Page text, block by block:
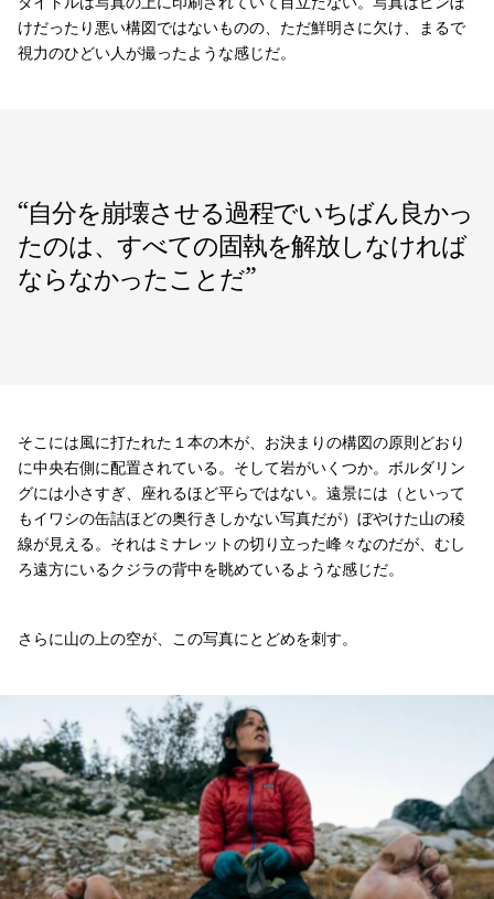
けだったり悪い構図ではないものの、ただ鮮明さに欠け、まるで
視力のひどい人が撮ったような感じだ。
“自分を崩壊させる過程でいちばん良かっ
たのは、すべての固執を解放しなければ
ならなかったことだ”
そこには風に打たれた１本の木が、お決まりの構図の原則どおり
に中央右側に配置されている。そして岩がいくつか。ボルダリン
グには小さすぎ、座れるほど平らではない。遠景には（といって
もイワシの缶詰ほどの奥行きしかない写真だが）ぼやけた山の稜
線が見える。それはミナレットの切り立った峰々なのだが、むし
ろ遠方にいるクジラの背中を眺めているような感じだ。
さらに山の上の空が、この写真にとどめを刺す。